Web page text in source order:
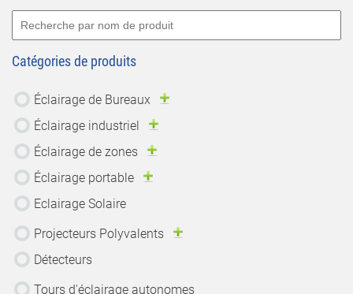
Catégories de produits
Éclairage de Bureaux
Éclairage industriel
Éclairage de zones
Éclairage portable
Eclairage Solaire
Projecteurs Polyvalents
Détecteurs
Tours d'éclairage autonomes